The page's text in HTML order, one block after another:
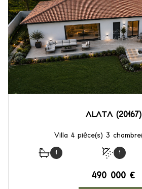
ALATA (20167)
1 1
490 000 €